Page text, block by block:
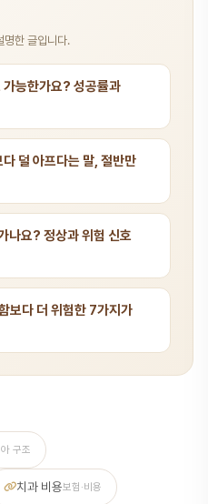
명한 글입니다.
능한가요? 성공률과
덜 아프다는 말, 절반만
나요? 정상과 위험 신호
보다 더 위험한 7가지가
구조
치과 비용보험·비용